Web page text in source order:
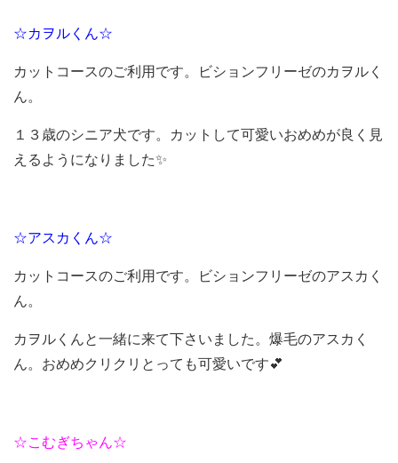
☆カヲルくん☆
カットコースのご利用です。ビションフリーゼのカヲルく
ん。
１３歳のシニア犬です。カットして可愛いおめめが良く見
えるようになりました✨
☆アスカくん☆
カットコースのご利用です。ビションフリーゼのアスカく
ん。
カヲルくんと一緒に来て下さいました。爆毛のアスカく
ん。おめめクリクリとっても可愛いです💕
☆こむぎちゃん☆